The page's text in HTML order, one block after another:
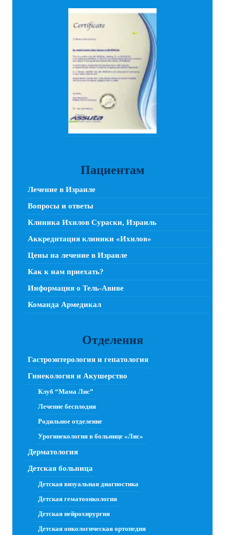
Пациентам
Лечение в Израиле
Вопросы и ответы
Клиника Ихилов Сураски, Израиль
Аккредитация клиники «Ихилов»
Цены на лечение в Израиле
Как к нам приехать?
Информация о Тель-Авиве
Команда Армедикал
Отделения
Гастроэнтерология и гепатология
Гинекология и Акушерство
Клуб “Мама Лис”
Лечение бесплодия
Родильное отделение
Урогинекология в больнице «Лис»
Дерматология
Детская больница
Детская визуальная диагностика
Детская гематоонкология
Детская нейрохирургия
Детская онкологическая ортопедия